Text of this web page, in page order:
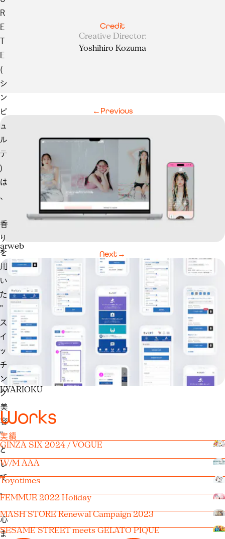
R
E
T
E
(
シ
ン
ピ
ュ
ル
テ
)
は
、
香
り
を
用
い
た
"
ス
イ
ッ
チ
ン
グ
美
容
"
と
し
て
、
心
ま
Credit
Creative Director:
Yoshihiro Kozuma
Previous
←
arweb
Next →
KYARIOKU
Works
実績
GINZA SIX 2024 / VOGUE
W/M AAA
Toyotimes
FEMMUE 2022 Holiday
MASH STORE Renewal Campaign 2023
SESAME STREET meets GELATO PIQUE